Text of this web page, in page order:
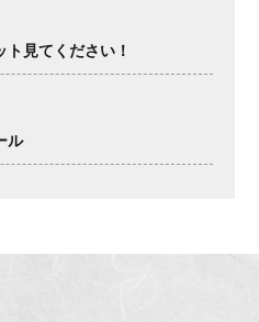
見てください！
ル